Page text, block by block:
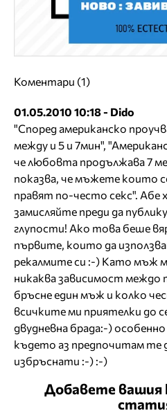
Коментари (1)
01.05.2010 10:18 - Dido
"Според американско
между и 5 и 7мин",
че любовта продължава 7
показва, че мъжете които
правят по-често секс". Абе
замисляйте преди да
глупости! Ако това беше
първите, които да
рекалмите си :-) Като мъж
никаква зависимост междо
бръсне един мъж и колко
всичките ми приятелки до
двудневна брада:-)
където аз предпочитам те
избръснати :-) :-)
Добавете